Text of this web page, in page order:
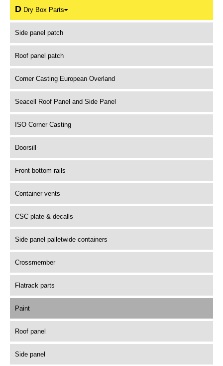
D Dry Box Parts
Side panel patch
Roof panel patch
Corner Casting European Overland
Seacell Roof Panel and Side Panel
ISO Corner Casting
Doorsill
Front bottom rails
Container vents
CSC plate & decalls
Side panel palletwide containers
Crossmember
Flatrack parts
Paint
Roof panel
Side panel